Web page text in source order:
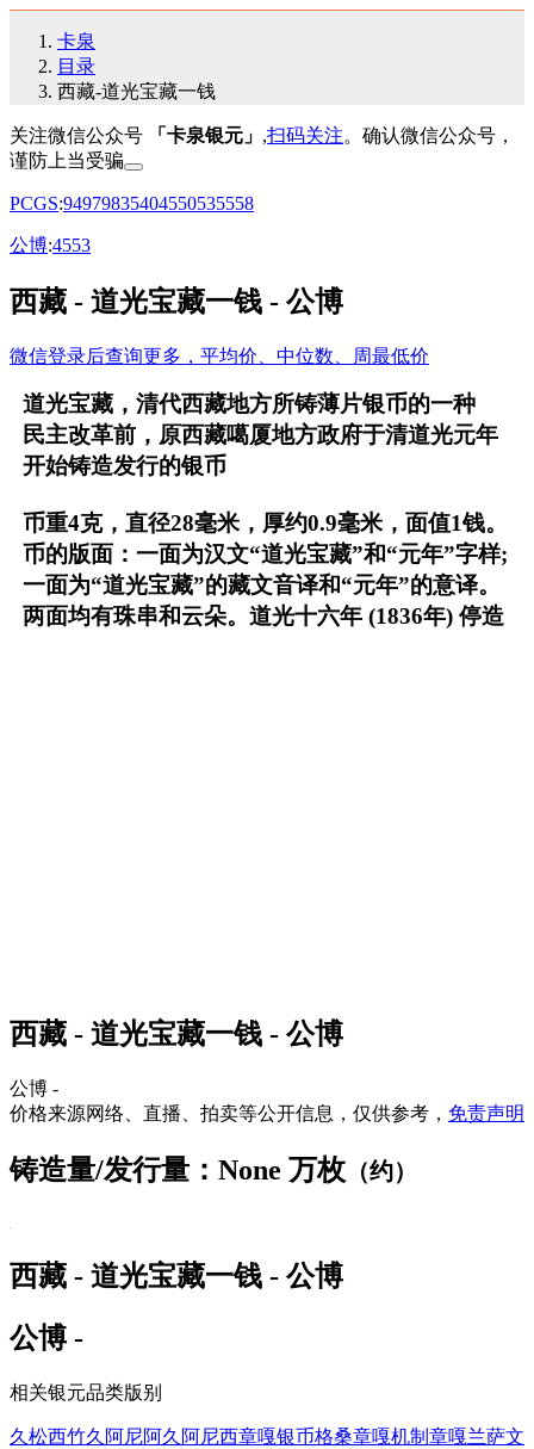
卡泉
目录
西藏-道光宝藏一钱
关注微信公众号 「卡泉银元」 ,扫码关注。确认微信公众号，
谨防上当受骗
PCGS:94979835404550535558
公博:4553
西藏 - 道光宝藏一钱 - 公博
微信登录后查询更多，平均价、中位数、周最低价
道光宝藏，清代西藏地方所铸薄片银币的一种
民主改革前，原西藏噶厦地方政府于清道光元年
开始铸造发行的银币
币重4克，直径28毫米，厚约0.9毫米，面值1钱。
币的版面：一面为汉文“道光宝藏”和“元年”字样;
一面为“道光宝藏”的藏文音译和“元年”的意译。
两面均有珠串和云朵。道光十六年 (1836年) 停造
西藏 - 道光宝藏一钱 - 公博
公博 -
价格来源网络、直播、拍卖等公开信息，仅供参考， 免责声明
铸造量/发行量：None 万枚 （约）
西藏 - 道光宝藏一钱 - 公博
公博 -
相关银元品类版别
久松西竹久阿尼阿久阿尼西章嘎银币格桑章嘎机制章嘎兰萨文